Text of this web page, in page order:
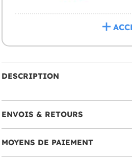
DESCRIPTION
ENVOIS & RETOURS
MOYENS DE PAIEMENT